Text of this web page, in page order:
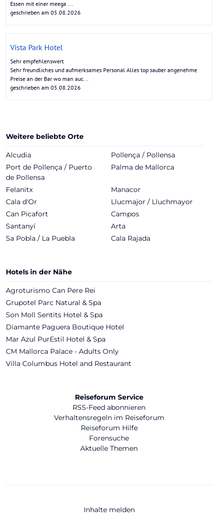
Essen mit einer meega ...
geschrieben am 05.08.2026
Vista Park Hotel
Sehr empfehlenswert
Sehr freundliches und aufmerksames Personal Alles top sauber angenehme
Preise an der Bar wo man auc...
geschrieben am 05.08.2026
Weitere beliebte Orte
Alcudia
Pollença / Pollensa
Port de Pollença / Puerto
de Pollensa
Palma de Mallorca
Felanitx
Manacor
Cala d'Or
Llucmajor / Lluchmayor
Can Picafort
Campos
Santanyí
Arta
Sa Pobla / La Puebla
Cala Rajada
Hotels in der Nähe
Agroturismo Can Pere Rei
Grupotel Parc Natural & Spa
Son Moll Sentits Hotel & Spa
Diamante Paguera Boutique Hotel
Mar Azul PurEstil Hotel & Spa
CM Mallorca Palace - Adults Only
Villa Columbus Hotel and Restaurant
Reiseforum Service
RSS-Feed abonnieren
Verhaltensregeln im Reiseforum
Reiseforum Hilfe
Forensuche
Aktuelle Themen
Inhalte melden